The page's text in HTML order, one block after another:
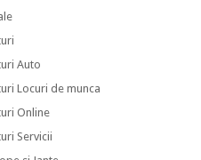
Auto
Locuri de munca
Online
Servicii